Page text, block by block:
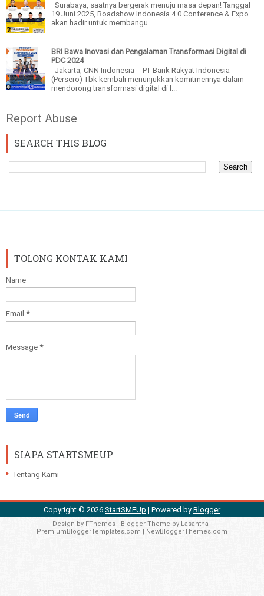
Surabaya, saatnya bergerak menuju masa depan! Tanggal
19 Juni 2025, Roadshow Indonesia 4.0 Conference & Expo
akan hadir untuk membangu...
BRI Bawa Inovasi dan Pengalaman Transformasi Digital di
PDC 2024
Jakarta, CNN Indonesia -- PT Bank Rakyat Indonesia
(Persero) Tbk kembali menunjukkan komitmennya dalam
mendorong transformasi digital di I...
Report Abuse
SEARCH THIS BLOG
TOLONG KONTAK KAMI
Name
Email *
Message *
SIAPA STARTSMEUP
Tentang Kami
Copyright © 2026 StartSMEUp | Powered by Blogger
Design by FThemes| Blogger Theme by Lasantha -
PremiumBloggerTemplates.com | NewBloggerThemes.com